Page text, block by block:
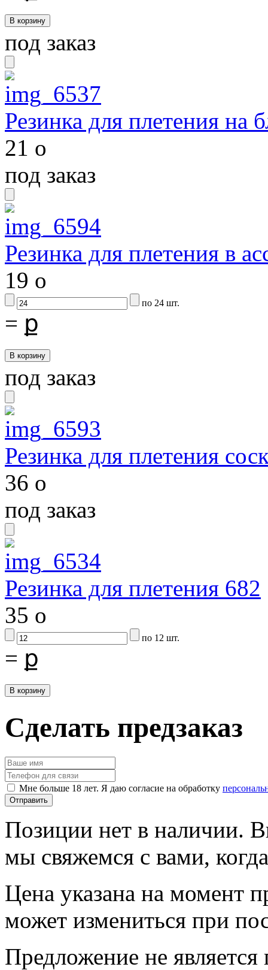
под заказ
Резинка для плетения на
21 o
под заказ
Резинка для плетения в
19 o
по 24 шт.
= ք
под заказ
Резинка для плетения
36 o
под заказ
Резинка для плетения 682
35 o
по 12 шт.
= ք
Сделать предзаказ
Мне больше 18 лет. Я даю согласие на обработку
Позиции нет в наличии.
мы свяжемся с вами,
Цена указана на момент
может измениться при
Предложение не